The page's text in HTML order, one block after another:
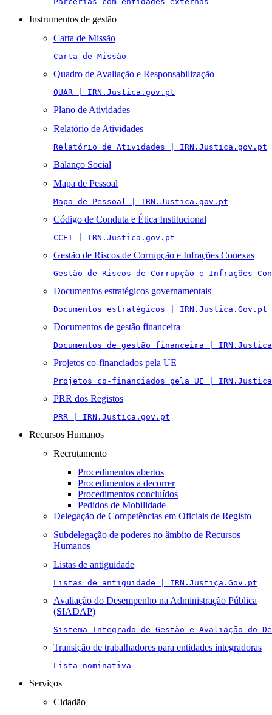
Instrumentos de gestão
Carta de Missão
Carta de Missão
Quadro de Avaliação e Responsabilização
QUAR | IRN.Justica.gov.pt
Plano de Atividades
Relatório de Atividades
Relatório de Atividades | IRN.Justica.gov.pt
Balanço Social
Mapa de Pessoal
Mapa de Pessoal | IRN.Justica.gov.pt
Código de Conduta e Ética Institucional
CCEI | IRN.Justica.gov.pt
Gestão de Riscos de Corrupção e Infrações Conexas
Gestão de Riscos de Corrupção e Infrações
Documentos estratégicos governamentais
Documentos estratégicos | IRN.Justica.Gov.pt
Documentos de gestão financeira
Documentos de gestão financeira |
Projetos co-financiados pela UE
Projetos co-financiados pela UE |
PRR dos Registos
PRR | IRN.Justica.gov.pt
Recursos Humanos
Recrutamento
Procedimentos abertos
Procedimentos a decorrer
Procedimentos concluídos
Pedidos de Mobilidade
Delegação de Competências em Oficiais de Registo
Subdelegação de poderes no âmbito de Recursos
Humanos
Listas de antiguidade
Listas de antiguidade | IRN.Justiça.Gov.pt
Avaliação do Desempenho na Administração Pública
(SIADAP)
Sistema Integrado de Gestão e Avaliação do
Transição de trabalhadores para entidades integradoras
Lista nominativa
Serviços
Cidadão